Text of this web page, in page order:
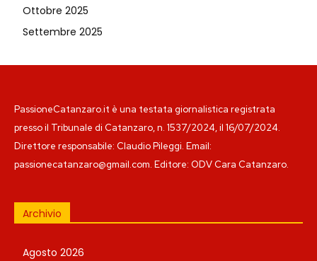
Ottobre 2025
Settembre 2025
PassioneCatanzaro.it è una testata giornalistica registrata
presso il Tribunale di Catanzaro, n. 1537/2024, il 16/07/2024.
Direttore responsabile: Claudio Pileggi. Email:
passionecatanzaro@gmail.com. Editore: ODV Cara Catanzaro.
Archivio
Agosto 2026